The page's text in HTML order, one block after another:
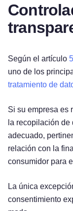
Según el artículo
uno de los
tratamiento de
Si su empresa es
la recopilación
adecuado,
relación con la
consumidor para
La única
consentimiento